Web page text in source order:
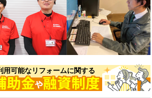
用可能なリフォームに関する